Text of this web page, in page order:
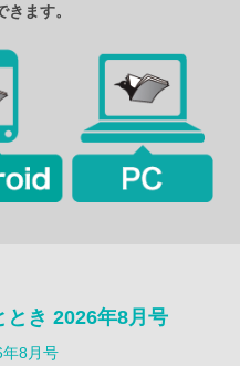
ます。
とき 2026年8月号
8月号